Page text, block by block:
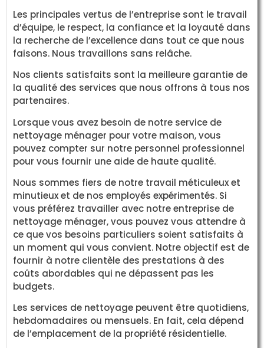
Les principales vertus de l’entreprise sont le travail
d’équipe, le respect, la confiance et la loyauté dans
la recherche de l’excellence dans tout ce que nous
faisons. Nous travaillons sans relâche.
Nos clients satisfaits sont la meilleure garantie de
la qualité des services que nous offrons à tous nos
partenaires.
Lorsque vous avez besoin de notre service de
nettoyage ménager pour votre maison, vous
pouvez compter sur notre personnel professionnel
pour vous fournir une aide de haute qualité.
Nous sommes fiers de notre travail méticuleux et
minutieux et de nos employés expérimentés. Si
vous préférez travailler avec notre entreprise de
nettoyage ménager, vous pouvez vous attendre à
ce que vos besoins particuliers soient satisfaits à
un moment qui vous convient. Notre objectif est de
fournir à notre clientèle des prestations à des
coûts abordables qui ne dépassent pas les
budgets.
Les services de nettoyage peuvent être quotidiens,
hebdomadaires ou mensuels. En fait, cela dépend
de l’emplacement de la propriété résidentielle.